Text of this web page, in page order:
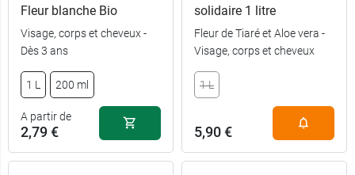
recharge 900
ml
5,59 €
200 ml 2,79 €
1 L
200 ml 2,79 €
Fleur blanche Bio
Visage, corps et cheveux -
Dès 3 ans
1 L 200 ml
A partir de
2,79 €
solidaire 1 litre
Fleur de Tiaré et Aloe vera -
Visage, corps et cheveux
1 L
5,90 €